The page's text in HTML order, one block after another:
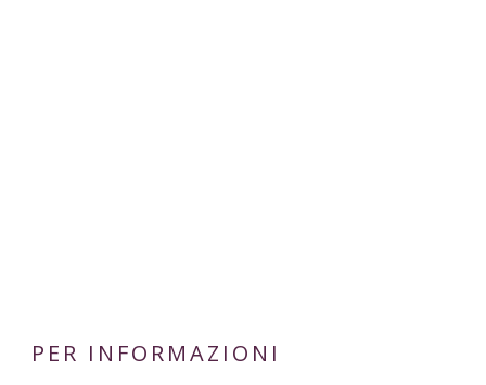
PER INFORMAZIONI